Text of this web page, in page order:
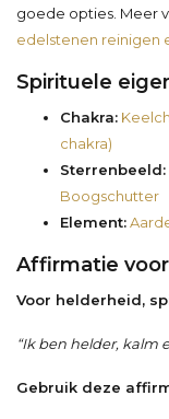
goede opties. Meer
edelstenen reinigen
Spirituele
Chakra:
chakra)
Sterrenbeeld:
Boogschutter
Element:
Affirmatie
Voor helderheid,
“Ik ben helder, kalm
Gebruik deze